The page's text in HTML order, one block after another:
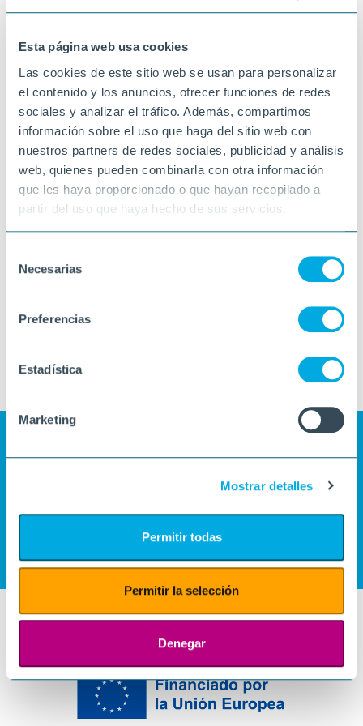
Esta página web usa cookies
Las cookies de este sitio web se usan para personalizar
el contenido y los anuncios, ofrecer funciones de redes
sociales y analizar el tráfico. Además, compartimos
información sobre el uso que haga del sitio web con
nuestros partners de redes sociales, publicidad y análisis
web, quienes pueden combinarla con otra información
que les haya proporcionado o que hayan recopilado a
partir del uso que haya hecho de sus servicios.
Necesarias
Preferencias
Estadística
Marketing
Mostrar detalles
Permitir todas
Permitir la selección
Denegar
guapa l'han deixat!
VINARÒS